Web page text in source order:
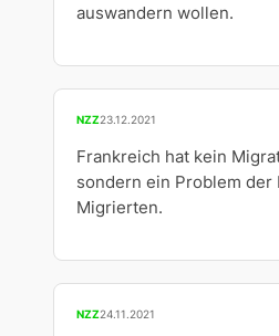
auswandern wollen.
NZZ23.12.2021
Frankreich hat kein
sondern ein Problem der
Migrierten.
NZZ24.11.2021